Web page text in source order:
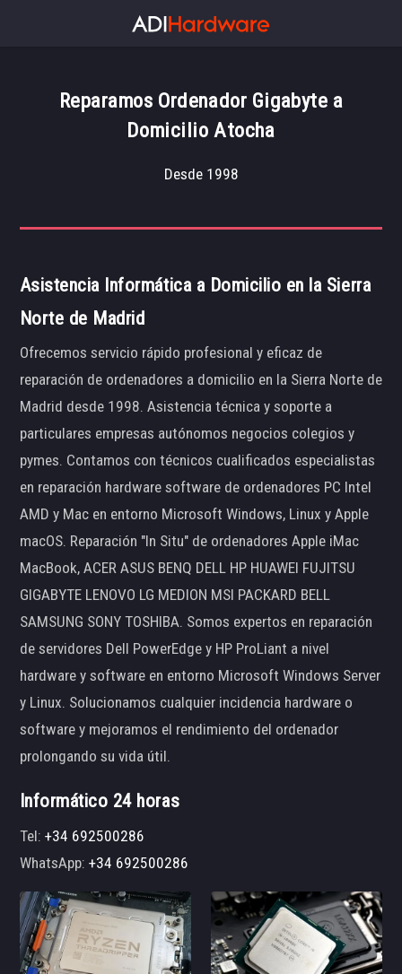
Reparamos Ordenador Gigabyte a
Domicilio Atocha
Desde 1998
Asistencia Informática a Domicilio en la Sierra
Norte de Madrid
Ofrecemos servicio rápido profesional y eficaz de
reparación de ordenadores a domicilio en la Sierra Norte de
Madrid desde 1998. Asistencia técnica y soporte a
particulares empresas autónomos negocios colegios y
pymes. Contamos con técnicos cualificados especialistas
en reparación hardware software de ordenadores PC Intel
AMD y Mac en entorno Microsoft Windows, Linux y Apple
macOS. Reparación "In Situ" de ordenadores Apple iMac
MacBook, ACER ASUS BENQ DELL HP HUAWEI FUJITSU
GIGABYTE LENOVO LG MEDION MSI PACKARD BELL
SAMSUNG SONY TOSHIBA. Somos expertos en reparación
de servidores Dell PowerEdge y HP ProLiant a nivel
hardware y software en entorno Microsoft Windows Server
y Linux. Solucionamos cualquier incidencia hardware o
software y mejoramos el rendimiento del ordenador
prolongando su vida útil.
Informático 24 horas
Tel:+34 692500286
WhatsApp:+34 692500286